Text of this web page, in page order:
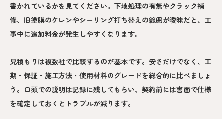
書かれているかを見てください。下地処理の有無やクラック補
修、旧塗膜のケレンやシーリング打ち替えの範囲が曖昧だと、工
事中に追加料金が発生しやすくなります。
見積もりは複数社で比較するのが基本です。安さだけでなく、工
期・保証・施工方法・使用材料のグレードを総合的に比べましょ
う。口頭での説明は記録に残してもらい、契約前には書面で仕様
を確定しておくとトラブルが減ります。